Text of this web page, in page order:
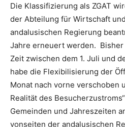
Die Klassifizierung als ZGAT
der Abteilung für Wirtschaft
andalusischen Regierung
Jahre erneuert werden.
Zeit zwischen dem 1. Juli und
habe die Flexibilisierung der
Monat nach vorne verschoben
Realität des
Gemeinden und Jahreszeiten
vonseiten der andalusischen